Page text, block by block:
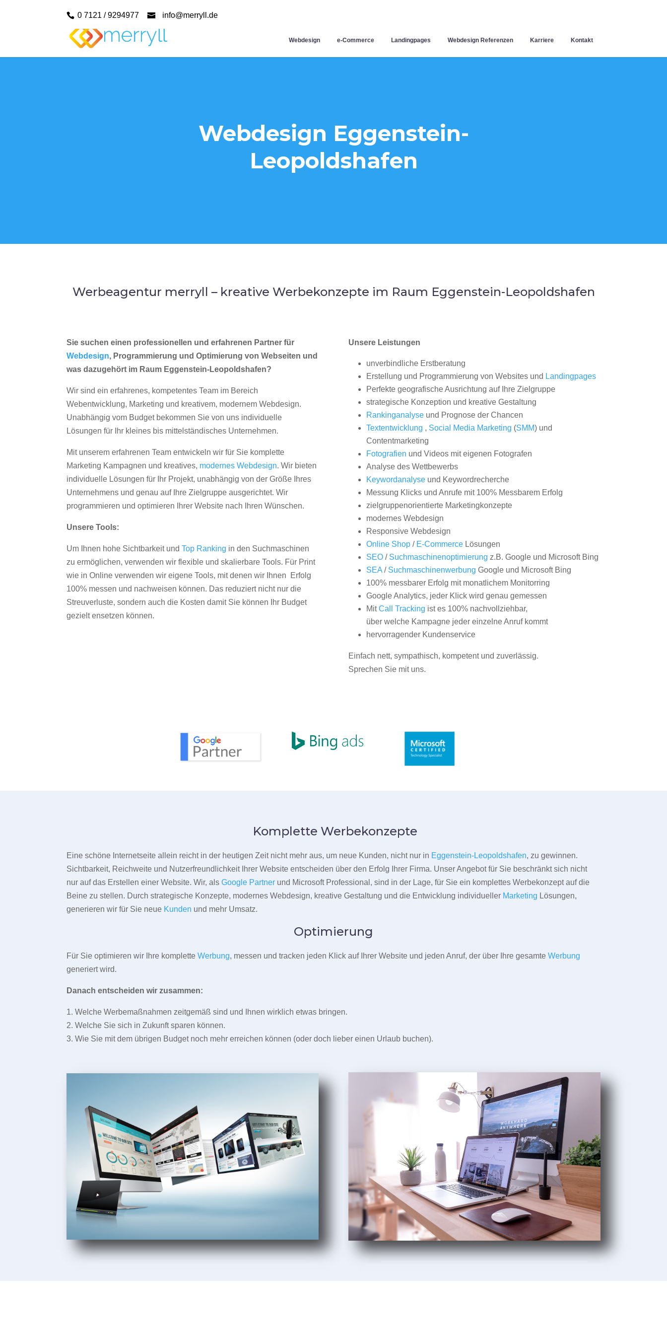
0 7121 / 9294977 info@merryll.de
Webdesign e-Commerce Landingpages Webdesign Referenzen Karriere Kontakt
Webdesign Eggenstein-
Leopoldshafen
Werbeagentur merryll – kreative Werbekonzepte im Raum Eggenstein-Leopoldshafen
Sie suchen einen professionellen und erfahrenen Partner für
Webdesign, Programmierung und Optimierung von Webseiten und
was dazugehört im Raum Eggenstein-Leopoldshafen?
Wir sind ein erfahrenes, kompetentes Team im Bereich
Webentwicklung, Marketing und kreativem, modernem Webdesign.
Unabhängig vom Budget bekommen Sie von uns individuelle
Lösungen für Ihr kleines bis mittelständisches Unternehmen.
Mit unserem erfahrenen Team entwickeln wir für Sie komplette
Marketing Kampagnen und kreatives, modernes Webdesign. Wir bieten
individuelle Lösungen für Ihr Projekt, unabhängig von der Größe Ihres
Unternehmens und genau auf Ihre Zielgruppe ausgerichtet. Wir
programmieren und optimieren Ihrer Website nach Ihren Wünschen.
Unsere Tools:
Um Ihnen hohe Sichtbarkeit undTop Ranking in den Suchmaschinen
zu ermöglichen, verwenden wir flexible und skalierbare Tools. Für Print
wie in Online verwenden wir eigene Tools, mit denen wir Ihnen Erfolg
100% messen und nachweisen können. Das reduziert nicht nur die
Streuverluste, sondern auch die Kosten damit Sie können Ihr Budget
gezielt ensetzen können.
Unsere Leistungen
unverbindliche Erstberatung
Erstellung und Programmierung von Websites und Landingpages
Perfekte geografische Ausrichtung auf Ihre Zielgruppe
strategische Konzeption und kreative Gestaltung
Rankinganalyseund Prognose der Chancen
Textentwicklung , Social Media Marketing (SMM) und
Contentmarketing
Fotografien und Videos mit eigenen Fotografen
Analyse des Wettbewerbs
Keywordanalyseund Keywordrecherche
Messung Klicks und Anrufe mit 100% Messbarem Erfolg
zielgruppenorientierte Marketingkonzepte
modernes Webdesign
Responsive Webdesign
Online Shop/ E-CommerceLösungen
SEO/ Suchmaschinenoptimierung z.B. Google und Microsoft Bing
SEA/ Suchmaschinenwerbung Google und Microsoft Bing
100% messbarer Erfolg mit monatlichem Monitorring
Google Analytics, jeder Klick wird genau gemessen
MitCall Tracking ist es 100% nachvollziehbar,
über welche Kampagne jeder einzelne Anruf kommt
hervorragender Kundenservice
Einfach nett, sympathisch, kompetent und zuverlässig.
Sprechen Sie mit uns.
Komplette Werbekonzepte
Eine schöne Internetseite allein reicht in der heutigen Zeit nicht mehr aus, um neue Kunden, nicht nur in Eggenstein-Leopoldshafen, zu gewinnen.
Sichtbarkeit, Reichweite und Nutzerfreundlichkeit Ihrer Website entscheiden über den Erfolg Ihrer Firma. Unser Angebot für Sie beschränkt sich nicht
nur auf das Erstellen einer Website. Wir, alsGoogle Partner und Microsoft Professional, sind in der Lage, für Sie ein komplettes Werbekonzept auf die
Beine zu stellen. Durch strategische Konzepte, modernes Webdesign, kreative Gestaltung und die Entwicklung individueller Marketing Lösungen,
generieren wir für Sie neue Kunden und mehr Umsatz.
Optimierung
Für Sie optimieren wir Ihre kompletteWerbung, messen und tracken jeden Klick auf Ihrer Website und jeden Anruf, der über Ihre gesamteWerbung
generiert wird.
Danach entscheiden wir zusammen:
1. Welche Werbemaßnahmen zeitgemäß sind und Ihnen wirklich etwas bringen.
2. Welche Sie sich in Zukunft sparen können.
3. Wie Sie mit dem übrigen Budget noch mehr erreichen können (oder doch lieber einen Urlaub buchen).